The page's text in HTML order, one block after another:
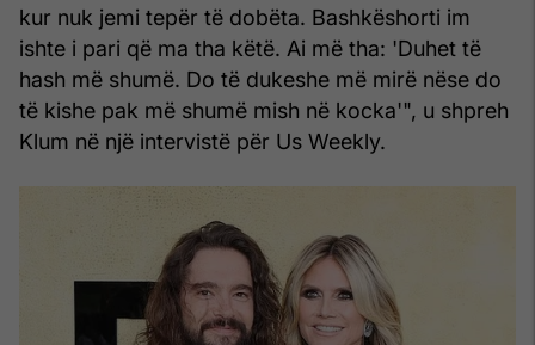
kur nuk jemi tepër të dobëta. Bashkëshorti im
ishte i pari që ma tha këtë. Ai më tha: 'Duhet të
hash më shumë. Do të dukeshe më mirë nëse do
të kishe pak më shumë mish në kocka'", u shpreh
Klum në një intervistë për Us Weekly.